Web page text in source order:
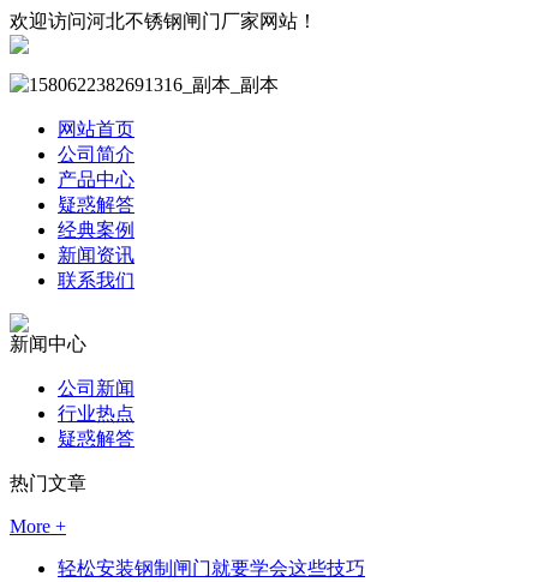
欢迎访问河北不锈钢闸门厂家网站！
网站首页
公司简介
产品中心
疑惑解答
经典案例
新闻资讯
联系我们
新闻中心
公司新闻
行业热点
疑惑解答
热门文章
More +
轻松安装钢制闸门就要学会这些技巧